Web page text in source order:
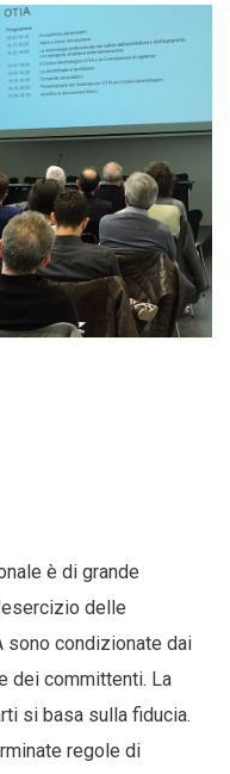
è di grande
delle
sono condizionate dai
dei committenti. La
si basa sulla fiducia.
regole di